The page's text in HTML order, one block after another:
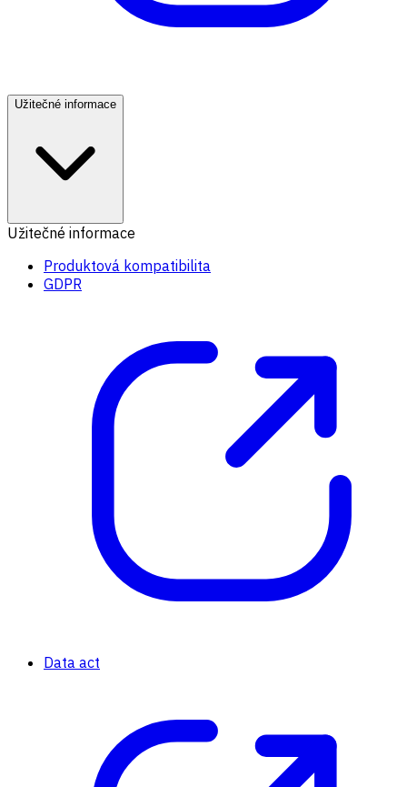
Užitečné informace
Užitečné informace
Produktová kompatibilita
GDPR
Data act